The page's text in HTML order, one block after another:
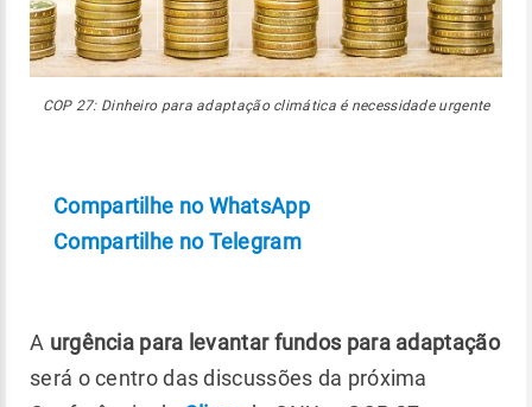
COP 27: Dinheiro para adaptação climática é necessidade urgente
Compartilhe no WhatsApp
Compartilhe no Telegram
A urgência para levantar fundos para adaptação
será o centro das discussões da próxima